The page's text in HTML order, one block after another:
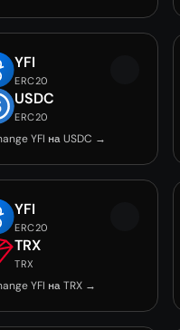
YFI
ERC20
USDC
ERC20
YFI на USDC →
YFI
ERC20
TRX
TRX
YFI на TRX →